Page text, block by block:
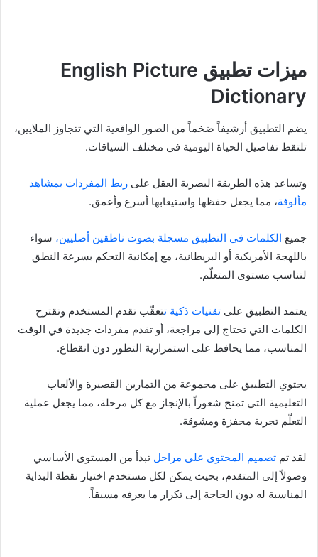
ميزات تطبيق English Picture
Dictionary
يضم التطبيق أرشيفاً ضخماً من الصور الواقعية التي تتجاوز الملايين،
تلتقط تفاصيل الحياة اليومية في مختلف السياقات.
وتساعد هذه الطريقة البصرية العقل على ربط المفردات بمشاهد
مألوفة، مما يجعل حفظها واستيعابها أسرع وأعمق.
جميع الكلمات في التطبيق مسجلة بصوت ناطقين أصليين، سواء
باللهجة الأمريكية أو البريطانية، مع إمكانية التحكم بسرعة النطق
لتناسب مستوى المتعلّم.
يعتمد التطبيق على تقنيات ذكية تتعقّب تقدم المستخدم وتقترح
الكلمات التي تحتاج إلى مراجعة، أو تقدم مفردات جديدة في الوقت
المناسب، مما يحافظ على استمرارية التطور دون انقطاع.
يحتوي التطبيق على مجموعة من التمارين القصيرة والألعاب
التعليمية التي تمنح شعوراً بالإنجاز مع كل مرحلة، مما يجعل عملية
التعلّم تجربة محفزة ومشوقة.
لقد تم تصميم المحتوى على مراحل تبدأ من المستوى الأساسي
وصولاً إلى المتقدم، بحيث يمكن لكل مستخدم اختيار نقطة البداية
المناسبة له دون الحاجة إلى تكرار ما يعرفه مسبقاً.